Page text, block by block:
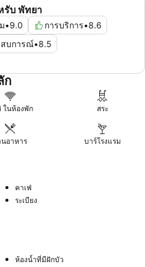
รับ พัทยา
•9.0 การบริการ•8.6
บการณ์•8.5
ก
ในห้องพัก สระ
นอาหาร บาร์โรงแรม
คาเฟ่
ระเบียง
ห้องน้ำที่มีฝักบัว